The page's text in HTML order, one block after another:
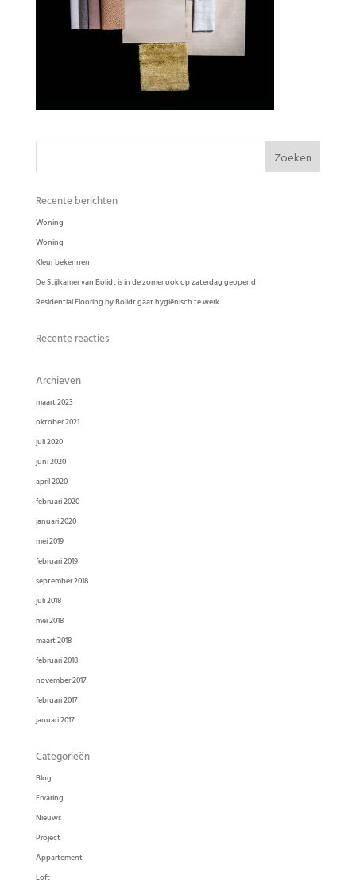
Recente berichten
Woning
Woning
Kleur bekennen
De Stijlkamer van Bolidt is in de zomer ook op zaterdag geopend
Residential Flooring by Bolidt gaat hygiënisch te werk
Recente reacties
Archieven
maart 2023
oktober 2021
juli 2020
juni 2020
april 2020
februari 2020
januari 2020
mei 2019
februari 2019
september 2018
juli 2018
mei 2018
maart 2018
februari 2018
november 2017
februari 2017
januari 2017
Categorieën
Blog
Ervaring
Nieuws
Project
Appartement
Loft